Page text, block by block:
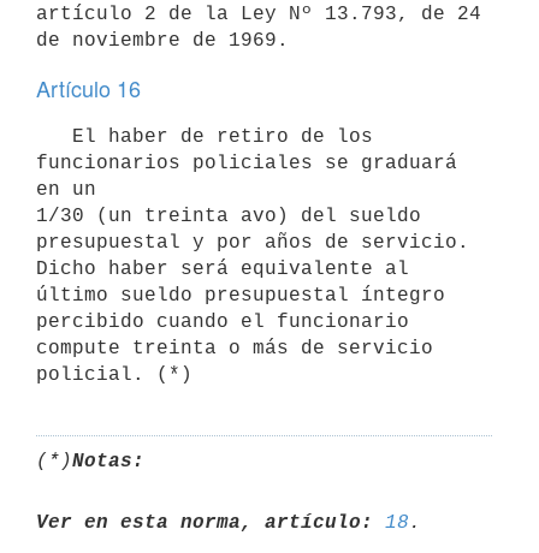
artículo 2 de la Ley Nº 13.793, de 24
Artículo 16
funcionarios policiales se graduará
en un
1/30 (un treinta avo) del sueldo
presupuestal y por años de servicio.
Dicho haber será equivalente al
último sueldo presupuestal íntegro
percibido cuando el funcionario
compute treinta o más de servicio
(*)Notas:
Ver en esta norma, artículo: 18